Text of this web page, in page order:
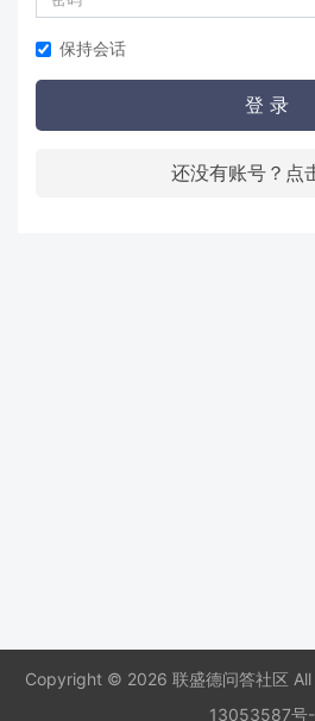
保持会话
登 录
还没有账号？点
Copyright © 2026 联盛德问答社区
13053587号-